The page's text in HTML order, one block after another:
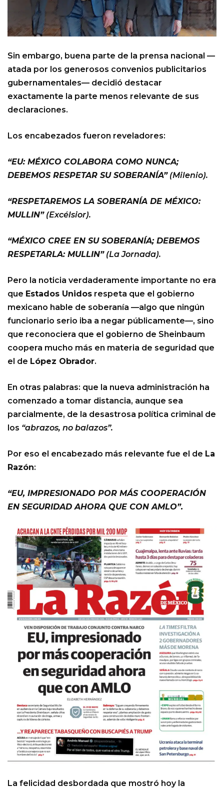
Sin embargo, buena parte de la prensa nacional —
atada por los generosos convenios publicitarios
gubernamentales— decidió destacar
exactamente la parte menos relevante de sus
declaraciones.
Los encabezados fueron reveladores:
“EU: MÉXICO COLABORA COMO NUNCA;
DEBEMOS RESPETAR SU SOBERANÍA”(Milenio).
“RESPETAREMOS LA SOBERANÍA DE MÉXICO:
MULLIN”(Excélsior).
“MÉXICO CREE EN SU SOBERANÍA; DEBEMOS
RESPETARLA: MULLIN”(La Jornada).
Pero la noticia verdaderamente importante no era
que Estados Unidos respeta que el gobierno
mexicano hable de soberanía —algo que ningún
funcionario serio iba a negar públicamente—, sino
que reconociera que el gobierno de Sheinbaum
coopera mucho más en materia de seguridad que
el de López Obrador.
En otras palabras: que la nueva administración ha
comenzado a tomar distancia, aunque sea
parcialmente, de la desastrosa política criminal de
los “abrazos, no balazos”.
Por eso el encabezado más relevante fue el de La
Razón:
“EU, IMPRESIONADO POR MÁS COOPERACIÓN
EN SEGURIDAD AHORA QUE CON AMLO”.
La felicidad desbordada que mostró hoy la